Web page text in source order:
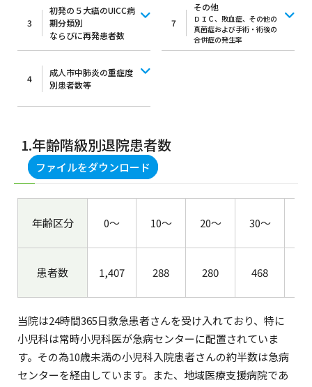
3
初発の５大癌のUICC病
期分類別
ならびに再発患者数
4
成人市中肺炎の重症度
別患者数等
7
その他
ＤＩＣ、敗血症、その他の
真菌症および手術・術後の
合併症の発生率
1.年齢階級別退院患者数
ファイルをダウンロード
年齢区分 0～ 10～ 20～ 30～
患者数 1,407 288 280 468
当院は24時間365日救急患者さんを受け入れており、特に
小児科は常時小児科医が急病センターに配置されていま
す。その為10歳未満の小児科入院患者さんの約半数は急病
センターを経由しています。また、地域医療支援病院であ